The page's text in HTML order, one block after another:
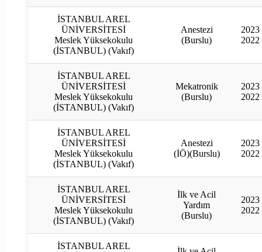
İSTANBUL AREL
ÜNİVERSİTESİ
Meslek Yüksekokulu
(İSTANBUL) (Vakıf)
Anestezi
(Burslu)
2023
2022
İSTANBUL AREL
ÜNİVERSİTESİ
Meslek Yüksekokulu
(İSTANBUL) (Vakıf)
Mekatronik
(Burslu)
2023
2022
İSTANBUL AREL
ÜNİVERSİTESİ
Meslek Yüksekokulu
(İSTANBUL) (Vakıf)
Anestezi
(İÖ)(Burslu)
2023
2022
İSTANBUL AREL
ÜNİVERSİTESİ
Meslek Yüksekokulu
(İSTANBUL) (Vakıf)
İlk ve Acil
Yardım
(Burslu)
2023
2022
İSTANBUL AREL